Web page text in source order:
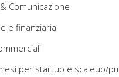
Comunicazione
e finanziaria
per startup e scaleup/